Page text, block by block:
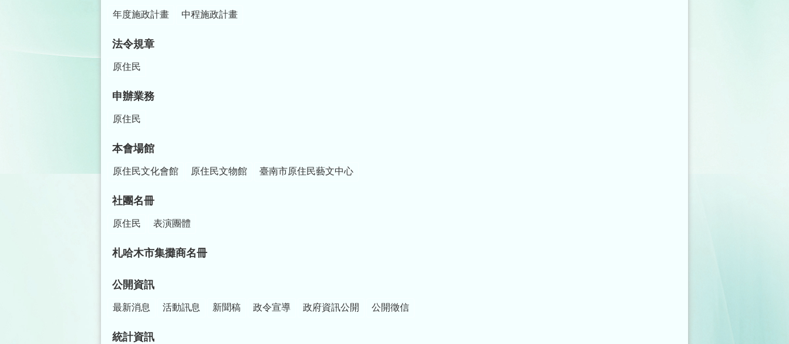
年度施政計畫 中程施政計畫
法令規章
原住民
申辦業務
原住民
本會場館
原住民文化會館 原住民文物館 臺南市原住民藝文中心
社團名冊
原住民 表演團體
札哈木市集攤商名冊
公開資訊
最新消息 活動訊息 新聞稿 政令宣導 政府資訊公開 公開徵信
統計資訊